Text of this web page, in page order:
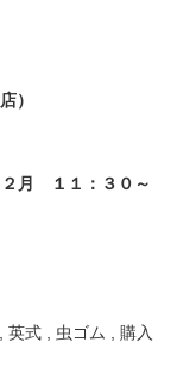
）
２月 １１：３０～
英式 虫ゴム
購入